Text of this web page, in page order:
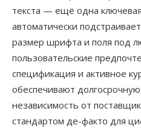
текста — ещё одна
автоматически
размер шрифта и поля под
пользовательские
спецификация и активное
обеспечивают
независимость от
стандартом де-факто для